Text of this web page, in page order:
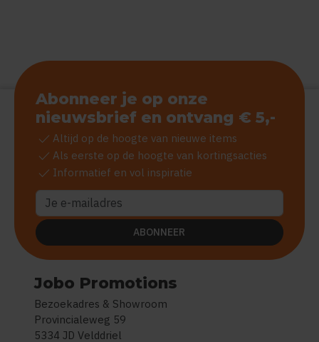
Jobo Promotions
Bezoekadres & Showroom
Provincialeweg 59
5334 JD Velddriel
Abonneer je op onze
nieuwsbrief en ontvang € 5,-
check Altijd op de hoogte van nieuwe items
check Als eerste op de hoogte van kortingsacties
check Informatief en vol inspiratie
ABONNEER